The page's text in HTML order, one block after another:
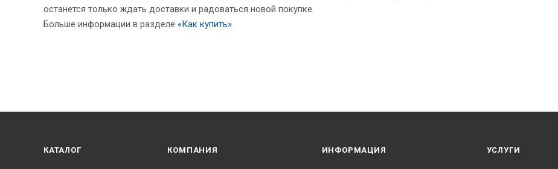
останется только ждать доставки и радоваться новой покупке.
Больше информации в разделе «Как купить».
КАТАЛОГ КОМПАНИЯ ИНФОРМАЦИЯ УСЛУГИ